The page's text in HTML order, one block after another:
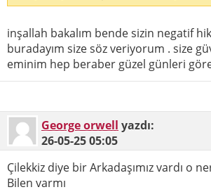
inşallah bakalım bende sizin negatif
buradayım size söz veriyorum . size
eminim hep beraber güzel günleri
George orwell yazdı:
26-05-2505:05
Çilekkiz diye bir Arkadaşımız vardı o
Bilen varmı